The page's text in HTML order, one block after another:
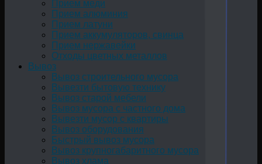
Прием меди
Прием алюминия
Прием латуни
Прием аккумуляторов, свинца
Прием нержавейки
Отходы цветных металлов
Вывоз
Вывоз строительного мусора
Вывезти бытовую технику
Вывоз старой мебели
Вывоз мусора с частного дома
Вывезти мусор с квартиры
Вывоз оборудования
Быстрый вывоз мусора
Вывоз крупногабаритного мусора
Вывоз хлама